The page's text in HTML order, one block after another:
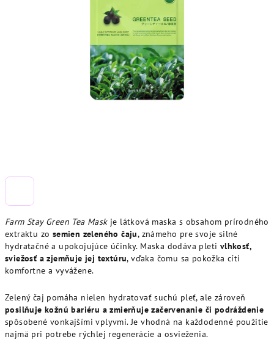
Farm Stay Green Tea Maskje látková maska s obsahom prírodného
extraktu zo semien zeleného čaju, známeho pre svoje silné
hydratačné a upokojujúce účinky. Maska dodáva pleti vlhkosť,
sviežosť a zjemňuje jej textúru, vďaka čomu sa pokožka cíti
komfortne a vyvážene.
Zelený čaj pomáha nielen hydratovať suchú pleť, ale zároveň
posilňuje kožnú bariéru a zmierňuje začervenanie či podráždenie
spôsobené vonkajšími vplyvmi. Je vhodná na každodenné použitie
najmä pri potrebe rýchlej regenerácie a osvieženia.